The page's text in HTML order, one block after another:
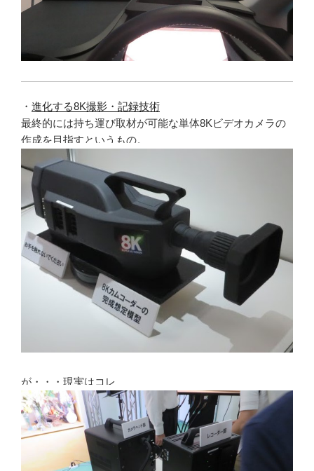
・ 進化する8K撮影・記録技術
最終的には持ち運び取材が可能な単体8Kビデオカメラの
作成を目指すというもの。
が・・・現実はコレ